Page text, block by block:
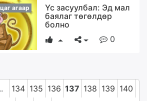
агаар
Үс засуулбал: Эд мал
баялаг төгөлдөр
болно
0
134 135 136 137 138 139 140